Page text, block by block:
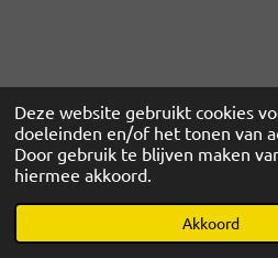
Deze website gebruikt cookies
doeleinden en/of het tonen van
Door gebruik te blijven maken
hiermee akkoord.
Akkoord